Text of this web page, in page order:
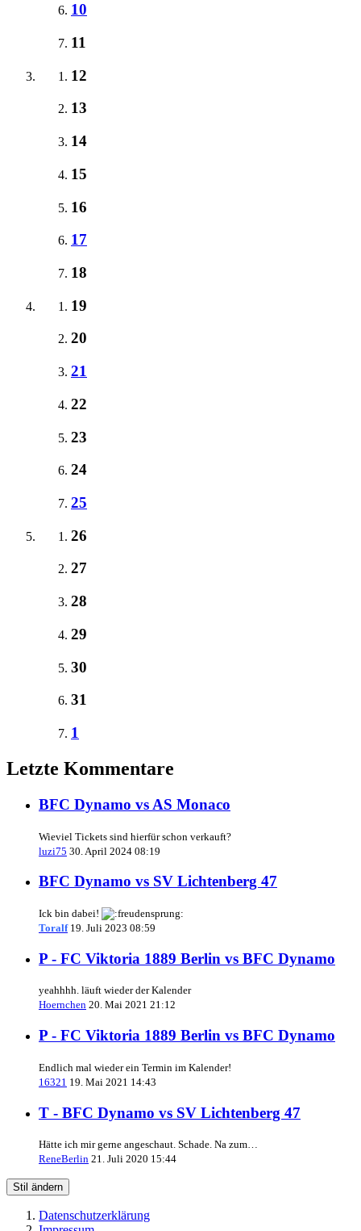
10
11
12
13
14
15
16
17
18
19
20
21
22
23
24
25
26
27
28
29
30
31
1
Letzte Kommentare
BFC Dynamo vs AS Monaco
Wieviel Tickets sind hierfür schon verkauft?
luzi75 30. April 2024 08:19
BFC Dynamo vs SV Lichtenberg 47
Ick bin dabei!
Toralf 19. Juli 2023 08:59
P - FC Viktoria 1889 Berlin vs BFC Dynamo
yeahhhh. läuft wieder der Kalender
Hoernchen 20. Mai 2021 21:12
P - FC Viktoria 1889 Berlin vs BFC Dynamo
Endlich mal wieder ein Termin im Kalender!
16321 19. Mai 2021 14:43
T - BFC Dynamo vs SV Lichtenberg 47
Hätte ich mir gerne angeschaut. Schade. Na zum…
ReneBerlin 21. Juli 2020 15:44
Stil ändern
Datenschutzerklärung